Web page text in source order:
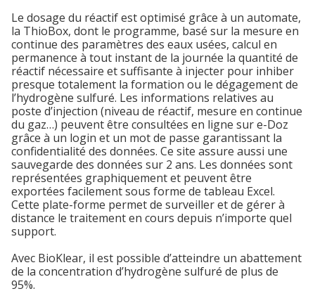
Le dosage du réactif est optimisé grâce à un automate,
la ThioBox, dont le programme, basé sur la mesure en
continue des paramètres des eaux usées, calcul en
permanence à tout instant de la journée la quantité de
réactif nécessaire et suffisante à injecter pour inhiber
presque totalement la formation ou le dégagement de
l’hydrogène sulfuré. Les informations relatives au
poste d’injection (niveau de réactif, mesure en continue
du gaz…) peuvent être consultées en ligne sur e-Doz
grâce à un login et un mot de passe garantissant la
confidentialité des données. Ce site assure aussi une
sauvegarde des données sur 2 ans. Les données sont
représentées graphiquement et peuvent être
exportées facilement sous forme de tableau Excel.
Cette plate-forme permet de surveiller et de gérer à
distance le traitement en cours depuis n’importe quel
support.
Avec BioKlear, il est possible d’atteindre un abattement
de la concentration d’hydrogène sulfuré de plus de
95%.